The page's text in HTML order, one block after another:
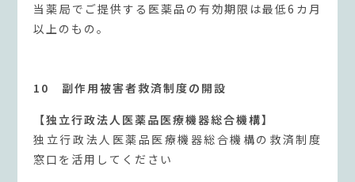
当薬局でご提供する医薬品の有効期限は最低6カ月
以上のもの。
10 副作用被害者救済制度の開設
【独立行政法人医薬品医療機器総合機構】
独立行政法人医薬品医療機器総合機構の救済制度
窓口を活用してください